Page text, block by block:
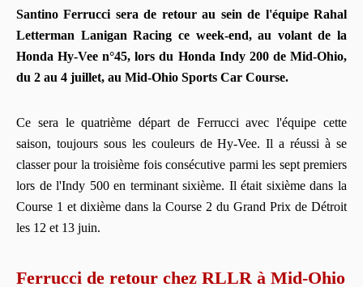
Santino Ferrucci sera de retour au sein de l'équipe Rahal
Letterman Lanigan Racing ce week-end, au volant de la
Honda Hy-Vee n°45, lors du Honda Indy 200 de Mid-Ohio,
du 2 au 4 juillet, au Mid-Ohio Sports Car Course.
Ce sera le quatrième départ de Ferrucci avec l'équipe cette
saison, toujours sous les couleurs de Hy-Vee. Il a réussi à se
classer pour la troisième fois consécutive parmi les sept premiers
lors de l'Indy 500 en terminant sixième. Il était sixième dans la
Course 1 et dixième dans la Course 2 du Grand Prix de Détroit
les 12 et 13 juin.
Ferrucci de retour chez RLLR à Mid-Ohio